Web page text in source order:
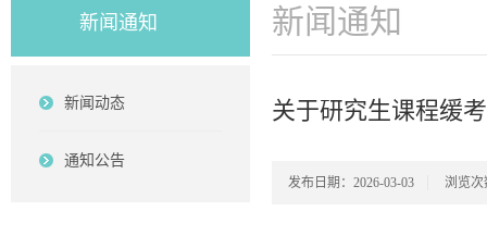
新闻通知
新闻动态
通知公告
新闻通知
关于研究生课程缓
发布日期：2026-03-03 浏览次